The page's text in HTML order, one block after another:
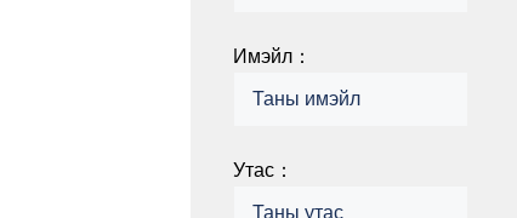
Имэйл：
Утас：